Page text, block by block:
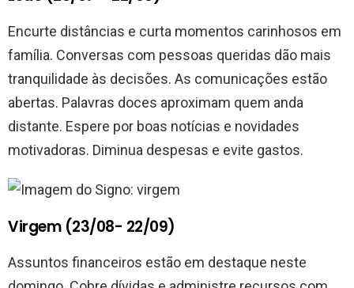
Encurte distâncias e curta momentos carinhosos em
família. Conversas com pessoas queridas dão mais
tranquilidade às decisões. As comunicações estão
abertas. Palavras doces aproximam quem anda
distante. Espere por boas notícias e novidades
motivadoras. Diminua despesas e evite gastos.
Virgem (23/08- 22/09)
Assuntos financeiros estão em destaque neste